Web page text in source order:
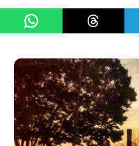
Share on WhatsApp
Share on